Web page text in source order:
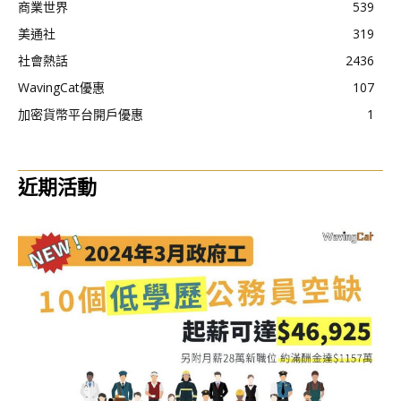
商業世界
539
美通社
319
社會熱話
2436
WavingCat優惠
107
加密貨幣平台開戶優惠
1
近期活動